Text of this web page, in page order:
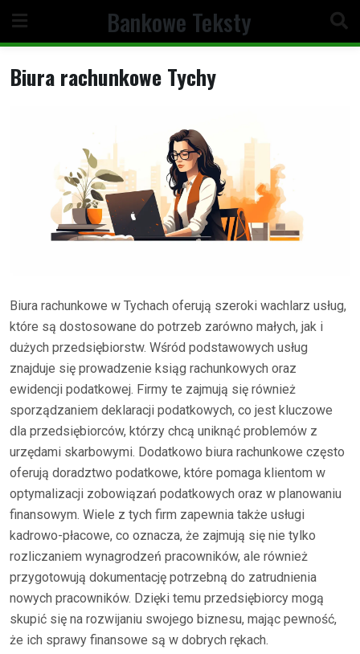
content
Bankowe Teksty
Biura rachunkowe Tychy
Biura rachunkowe w Tychach oferują szeroki wachlarz usług,
które są dostosowane do potrzeb zarówno małych, jak i
dużych przedsiębiorstw. Wśród podstawowych usług
znajduje się prowadzenie ksiąg rachunkowych oraz
ewidencji podatkowej. Firmy te zajmują się również
sporządzaniem deklaracji podatkowych, co jest kluczowe
dla przedsiębiorców, którzy chcą uniknąć problemów z
urzędami skarbowymi. Dodatkowo biura rachunkowe często
oferują doradztwo podatkowe, które pomaga klientom w
optymalizacji zobowiązań podatkowych oraz w planowaniu
finansowym. Wiele z tych firm zapewnia także usługi
kadrowo-płacowe, co oznacza, że zajmują się nie tylko
rozliczaniem wynagrodzeń pracowników, ale również
przygotowują dokumentację potrzebną do zatrudnienia
nowych pracowników. Dzięki temu przedsiębiorcy mogą
skupić się na rozwijaniu swojego biznesu, mając pewność,
że ich sprawy finansowe są w dobrych rękach.